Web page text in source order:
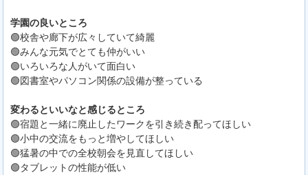
学園の良いところ
🟢校舎や廊下が広々していて綺麗
🟢みんな元気でとても仲がいい
🟢いろいろな人がいて面白い
🟢図書室やパソコン関係の設備が整っている
変わるといいなと感じるところ
🟢宿題と一緒に廃止したワークを引き続き配ってほしい
🟢小中の交流をもっと増やしてほしい
🟢猛暑の中での全校朝会を見直してほしい
🟢タブレットの性能が低い